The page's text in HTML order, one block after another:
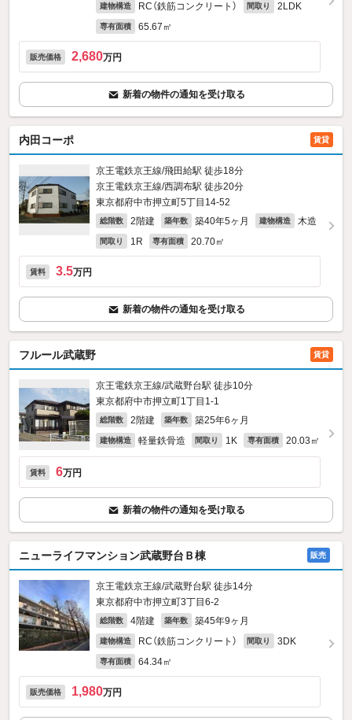
建物構造 RC（鉄筋コンクリート） 間取り 2LDK
専有面積 65.67㎡
販売価格 2,680万円
新着の物件の通知を受け取る
内田コーポ 賃貸
京王電鉄京王線/飛田給駅 徒歩18分
京王電鉄京王線/西調布駅 徒歩20分
東京都府中市押立町5丁目14-52
総階数 2階建 築年数 築40年5ヶ月 建物構造 木造
間取り 1R 専有面積 20.70㎡
賃料 3.5万円
新着の物件の通知を受け取る
フルール武蔵野 賃貸
京王電鉄京王線/武蔵野台駅 徒歩10分
東京都府中市押立町1丁目1-1
総階数 2階建 築年数 築25年6ヶ月
建物構造 軽量鉄骨造 間取り 1K 専有面積 20.03㎡
賃料 6万円
新着の物件の通知を受け取る
ニューライフマンション武蔵野台Ｂ棟 販売
京王電鉄京王線/武蔵野台駅 徒歩14分
東京都府中市押立町3丁目6-2
総階数 4階建 築年数 築45年9ヶ月
建物構造 RC（鉄筋コンクリート） 間取り 3DK
専有面積 64.34㎡
販売価格 1,980万円